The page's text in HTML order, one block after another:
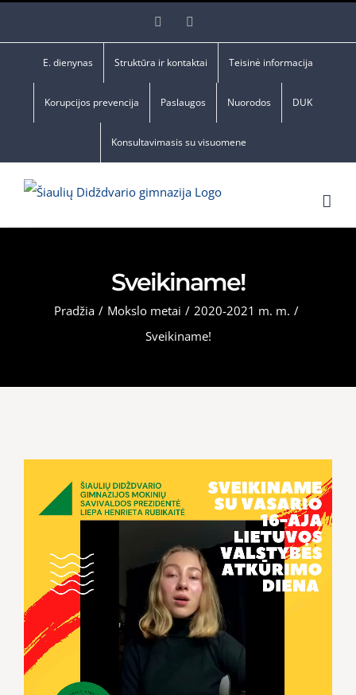
Facebook
E. dienynas Struktūra ir kontaktai Teisinė informacija
Korupcijos prevencija Paslaugos Nuorodos DUK
Konsultavimasis su visuomene
Sveikiname!
Pradžia / Mokslo metai / 2020-2021 m. m. /
Sveikiname!
grotuvas